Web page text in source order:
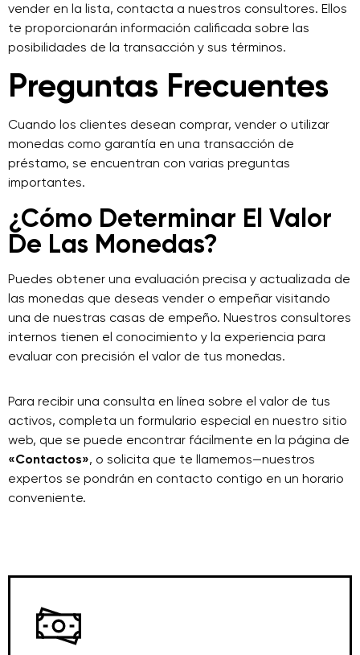
vender en la lista, contacta a nuestros consultores. Ellos
te proporcionarán información calificada sobre las
posibilidades de la transacción y sus términos.
Preguntas Frecuentes
Cuando los clientes desean comprar, vender o utilizar
monedas como garantía en una transacción de
préstamo, se encuentran con varias preguntas
importantes.
¿Cómo Determinar El Valor
De Las Monedas?
Puedes obtener una evaluación precisa y actualizada de
las monedas que deseas vender o empeñar visitando
una de nuestras casas de empeño. Nuestros consultores
internos tienen el conocimiento y la experiencia para
evaluar con precisión el valor de tus monedas.
Para recibir una consulta en línea sobre el valor de tus
activos, completa un formulario especial en nuestro sitio
web, que se puede encontrar fácilmente en la página de
«Contactos», o solicita que te llamemos—nuestros
expertos se pondrán en contacto contigo en un horario
conveniente.